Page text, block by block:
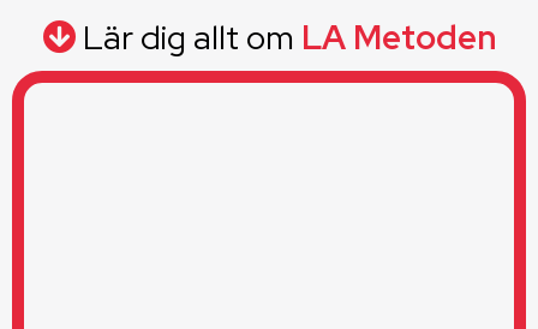
Lär dig allt om LA Metoden